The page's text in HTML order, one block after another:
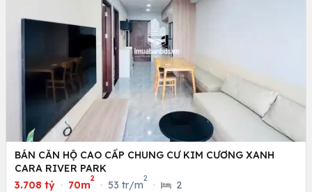
BÁN CĂN HỘ CAO CẤP CHUNG CƯ KIM CƯƠNG XANH
CARA RIVER PARK
3.708 tỷ · 70m
2
· 53 tr/m
2
· 2